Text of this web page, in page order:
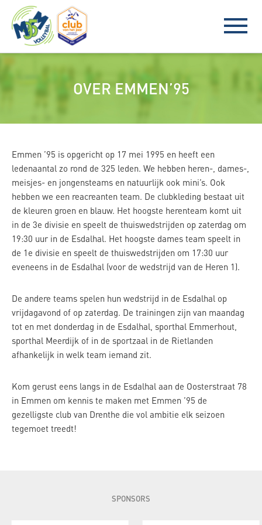
OVER EMMEN’95
Emmen ’95 is opgericht op 17 mei 1995 en heeft een
ledenaantal zo rond de 325 leden. We hebben heren-, dames-,
meisjes- en jongensteams en natuurlijk ook mini’s. Ook
hebben we een reacreanten team. De clubkleding bestaat uit
de kleuren groen en blauw. Het hoogste herenteam komt uit
in de 3e divisie en speelt de thuiswedstrijden op zaterdag om
19:30 uur in de Esdalhal. Het hoogste dames team speelt in
de 1e divisie en speelt de thuiswedstrijden om 17:30 uur
eveneens in de Esdalhal (voor de wedstrijd van de Heren 1).
De andere teams spelen hun wedstrijd in de Esdalhal op
vrijdagavond of op zaterdag. De trainingen zijn van maandag
tot en met donderdag in de Esdalhal, sporthal Emmerhout,
sporthal Meerdijk of in de sportzaal in de Rietlanden
afhankelijk in welk team iemand zit.
Kom gerust eens langs in de Esdalhal aan de Oosterstraat 78
in Emmen om kennis te maken met Emmen ’95 de
gezelligste club van Drenthe die vol ambitie elk seizoen
tegemoet treedt!
SPONSORS